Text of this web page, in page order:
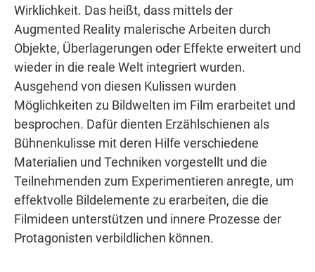
Wirklichkeit. Das heißt, dass mittels der
Augmented Reality malerische Arbeiten durch
Objekte, Überlagerungen oder Effekte erweitert und
wieder in die reale Welt integriert wurden.
Ausgehend von diesen Kulissen wurden
Möglichkeiten zu Bildwelten im Film erarbeitet und
besprochen. Dafür dienten Erzählschienen als
Bühnenkulisse mit deren Hilfe verschiedene
Materialien und Techniken vorgestellt und die
Teilnehmenden zum Experimentieren anregte, um
effektvolle Bildelemente zu erarbeiten, die die
Filmideen unterstützen und innere Prozesse der
Protagonisten verbildlichen können.